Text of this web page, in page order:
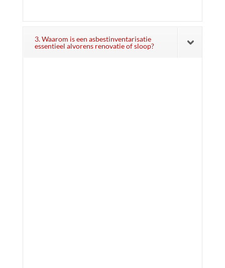
3. Waarom is een asbestinventarisatie
essentieel alvorens renovatie of sloop?